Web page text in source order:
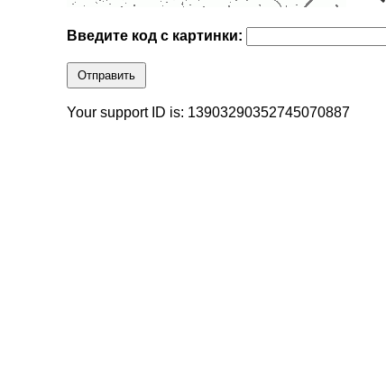
Введите код с картинки:
Отправить
Your support ID is: 13903290352745070887